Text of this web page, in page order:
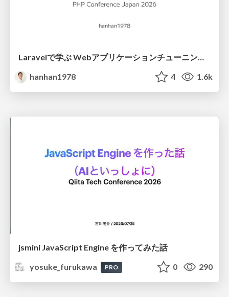
hanhan1978
4 1.6k
jsmini JavaScript Engine を作ってみた話
yosuke_furukawa
PRO 0 290